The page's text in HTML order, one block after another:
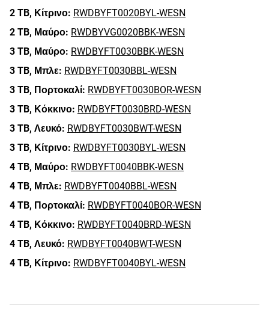
2 TB, Κίτρινο: RWDBYFT0020BYL-WESN
2 TB, Μαύρο: RWDBYVG0020BBK-WESN
3 TB, Μαύρο: RWDBYFT0030BBK-WESN
3 TB, Μπλε: RWDBYFT0030BBL-WESN
3 TB, Πορτοκαλί: RWDBYFT0030BOR-WESN
3 TB, Κόκκινο: RWDBYFT0030BRD-WESN
3 TB, Λευκό: RWDBYFT0030BWT-WESN
3 TB, Κίτρινο: RWDBYFT0030BYL-WESN
4 TB, Μαύρο: RWDBYFT0040BBK-WESN
4 TB, Μπλε: RWDBYFT0040BBL-WESN
4 TB, Πορτοκαλί: RWDBYFT0040BOR-WESN
4 TB, Κόκκινο: RWDBYFT0040BRD-WESN
4 TB, Λευκό: RWDBYFT0040BWT-WESN
4 TB, Κίτρινο: RWDBYFT0040BYL-WESN